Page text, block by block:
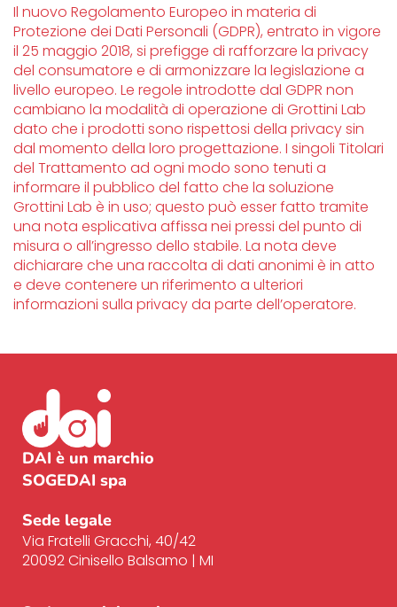
Il nuovo Regolamento Europeo in materia di
Protezione dei Dati Personali (GDPR), entrato in vigore
il 25 maggio 2018, si prefigge di rafforzare la privacy
del consumatore e di armonizzare la legislazione a
livello europeo. Le regole introdotte dal GDPR non
cambiano la modalità di operazione di Grottini Lab
dato che i prodotti sono rispettosi della privacy sin
dal momento della loro progettazione. I singoli Titolari
del Trattamento ad ogni modo sono tenuti a
informare il pubblico del fatto che la soluzione
Grottini Lab è in uso; questo può esser fatto tramite
una nota esplicativa affissa nei pressi del punto di
misura o all’ingresso dello stabile. La nota deve
dichiarare che una raccolta di dati anonimi è in atto
e deve contenere un riferimento a ulteriori
informazioni sulla privacy da parte dell’operatore.
DAI è un marchio
SOGEDAI spa
Sede legale
Via Fratelli Gracchi, 40/42
20092 Cinisello Balsamo | MI